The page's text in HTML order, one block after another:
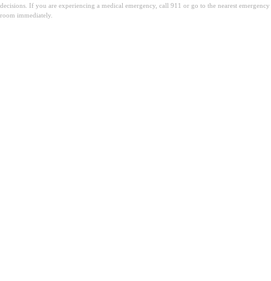
decisions. If you are experiencing a medical emergency, call 911 or go to the nearest emergency
room immediately.